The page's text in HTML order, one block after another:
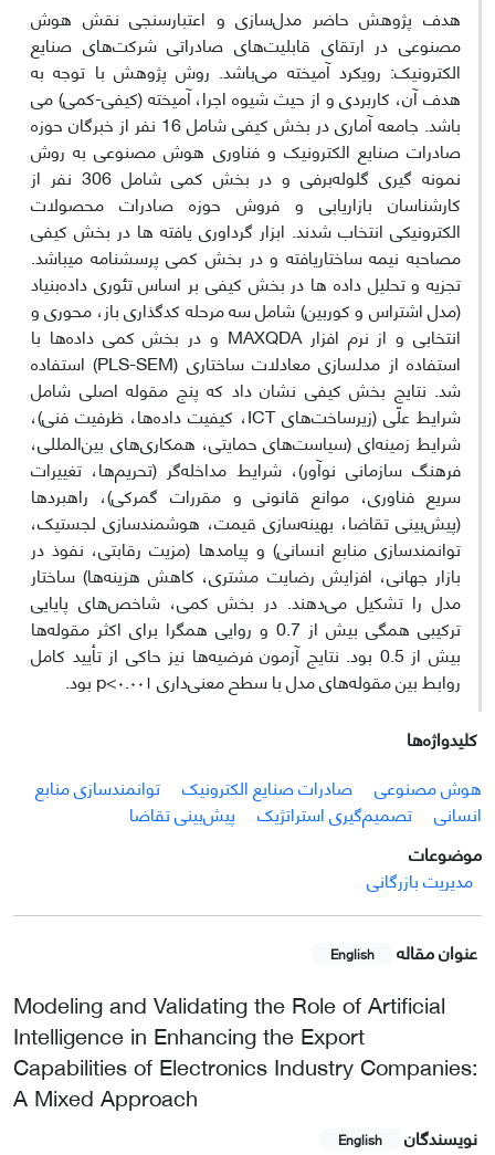
هدف پژوهش حاضر مدل‌سازی و اعتبارسنجی نقش هوش
مصنوعی در ارتقای قابلیت‌های صادراتی شرکت‌های صنایع
الکترونیک: رویکرد آمیخته می‌باشد. روش پژوهش با توجه به
هدف آن، کاربردی و از حیث شیوه اجرا، آمیخته (کیفی-کمی) می
باشد. جامعه آماری در بخش کیفی شامل 16 نفر از خبرگان حوزه
صادرات صنایع الکترونیک و فناوری هوش مصنوعی به روش
نمونه گیری گلوله‌برفی و در بخش کمی شامل 306 نفر از
کارشناسان بازاریابی و فروش حوزه صادرات محصولات
الکترونیکی انتخاب شدند. ابزار گرداوری یافته ها در بخش کیفی
مصاحبه نیمه ساختاریافته و در بخش کمی پرسشنامه می‎باشد.
تجزیه و تحلیل داده ها در بخش کیفی بر اساس تئوری داده‌بنیاد
(مدل اشتراس و کوربین) شامل سه مرحله کدگذاری باز، محوری و
انتخابی و از نرم افزار MAXQDA و در بخش کمی داده‌ها با
استفاده از مدلسازی معادلات ساختاری (PLS-SEM) استفاده
شد. نتایج بخش کیفی نشان داد که پنج مقوله اصلی شامل
شرایط علّی (زیرساخت‌های ICT، کیفیت داده‌ها، ظرفیت فنی)،
شرایط زمینه‌ای (سیاست‌های حمایتی، همکاری‌های بین‌المللی،
فرهنگ سازمانی نوآور)، شرایط مداخله‌گر (تحریم‌ها، تغییرات
سریع فناوری، موانع قانونی و مقررات گمرکی)، راهبردها
(پیش‌بینی تقاضا، بهینه‌سازی قیمت، هوشمندسازی لجستیک،
توانمندسازی منابع انسانی) و پیامدها (مزیت رقابتی، نفوذ در
بازار جهانی، افزایش رضایت مشتری، کاهش هزینه‌ها) ساختار
مدل را تشکیل می‌دهند. در بخش کمی، شاخص‌های پایایی
ترکیبی همگی بیش از 0.7 و روایی همگرا برای اکثر مقوله‌ها
بیش از 0.5 بود. نتایج آزمون فرضیه‌ها نیز حاکی از تأیید کامل
روابط بین مقوله‌های مدل با سطح معنی‌داری ۰.۰۰۱>p بود.
کلیدواژه‌ها
هوش مصنوعی
صادرات صنایع الکترونیک
توانمندسازی منابع
انسانی
تصمیم‌گیری استراتژیک
پیش‌بینی تقاضا
موضوعات
مدیریت بازرگانی
عنوان مقاله English
Modeling and Validating the Role of Artificial
Intelligence in Enhancing the Export
Capabilities of Electronics Industry Companies:
A Mixed Approach
نویسندگان English